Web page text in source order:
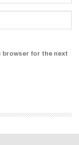
browser for the next